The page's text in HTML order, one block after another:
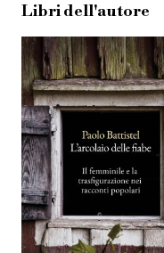
Libri dell'autore